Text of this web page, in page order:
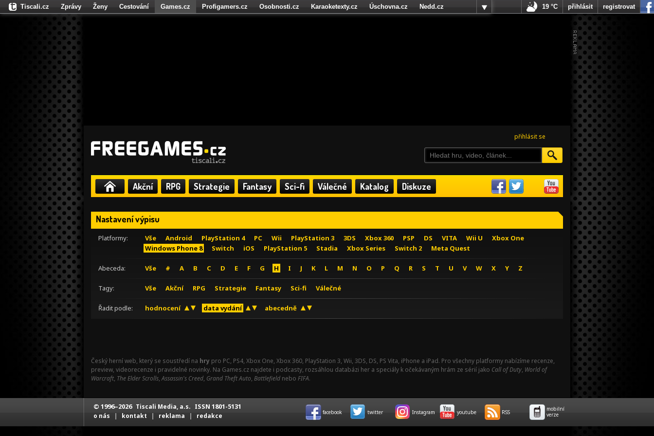
přihlásit se
Akční RPG Strategie Fantasy Sci-fi Válečné Katalog Diskuze
Nastavení výpisu
Platformy: Vše Android PlayStation 4 PC Wii PlayStation 3 3DS Xbox 360 PSP DS VITA Wii U
Xbox One
Windows Phone 8
Switch iOS PlayStation 5 Stadia Xbox Series Switch 2 Meta Quest
Abeceda: Vše # A B C D E F G H I J K L M N O P Q R S T U V W X Y Z
Tagy: Vše Akční RPG Strategie Fantasy Sci-fi Válečné
Řadit podle: hodnocení data vydání abecedně
Český herní web, který se soustředí na hry pro PC, PS4, Xbox One, Xbox 360, PlayStation 3, Wii, 3DS, DS, PS Vita, iPhone a iPad. Pro všechny platformy nabízíme recenze,
preview, videorecenze i pravidelné novinky. Na Games.cz najdete i podcasty, rozsáhlou databázi her a speciály k očekávaným hrám ze sérií jako Call of Duty, World of
Warcraft, The Elder Scrolls,Assassin's Creed, Grand Theft Auto, Battlefield nebo FIFA.
Tiscali.cz Zprávy Ženy Cestování Games.cz Profigamers.cz Osobnosti.cz Karaoketexty.cz Úschovna.cz
Nedd.cz
Fights.cz
19 °C přihlásit registrovat
© 1996–2026 Tiscali Media, a.s. ISSN 1801-5131
o nás | kontakt | reklama | redakce facebook twitter Instagram youtube RSS
mobilní
verze